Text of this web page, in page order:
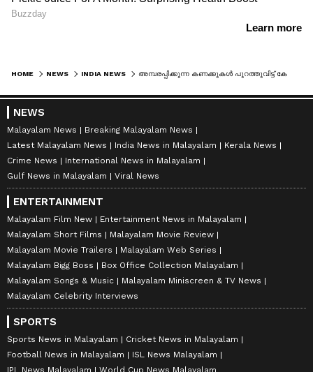
HOME NEWS INDIA NEWS
NEWS
Malayalam News
Breaking Malayalam News
Latest Malayalam News
India News in Malayalam
Kerala News
Crime News
International News in Malayalam
Gulf News in Malayalam
Viral News
ENTERTAINMENT
Malayalam Film New
Entertainment News in Malayalam
Malayalam Short Films
Malayalam Movie Review
Malayalam Movie Trailers
Malayalam Web Series
Malayalam Bigg Boss
Box Office Collection Malayalam
Malayalam Songs & Music
Malayalam Miniscreen & TV News
Malayalam Celebrity Interviews
SPORTS
Sports News in Malayalam
Cricket News in Malayalam
Football News in Malayalam
ISL News Malayalam